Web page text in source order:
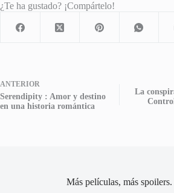
¿Te ha gustado? ¡Compártelo!
ANTERIOR
Serendipity : Amor y destino
en una historia romántica
La
Más películas, más spoilers.